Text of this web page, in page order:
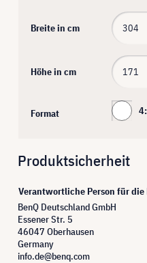
Breite in cm
Höhe in cm
Format
Produktsicherheit
Verantwortliche Person für die
BenQ Deutschland GmbH
Essener Str. 5
46047 Oberhausen
Germany
info.de@benq.com